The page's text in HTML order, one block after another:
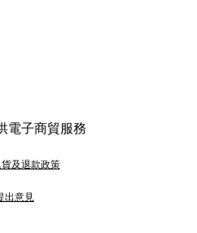
電子商貿服務
及退款政策
出意見